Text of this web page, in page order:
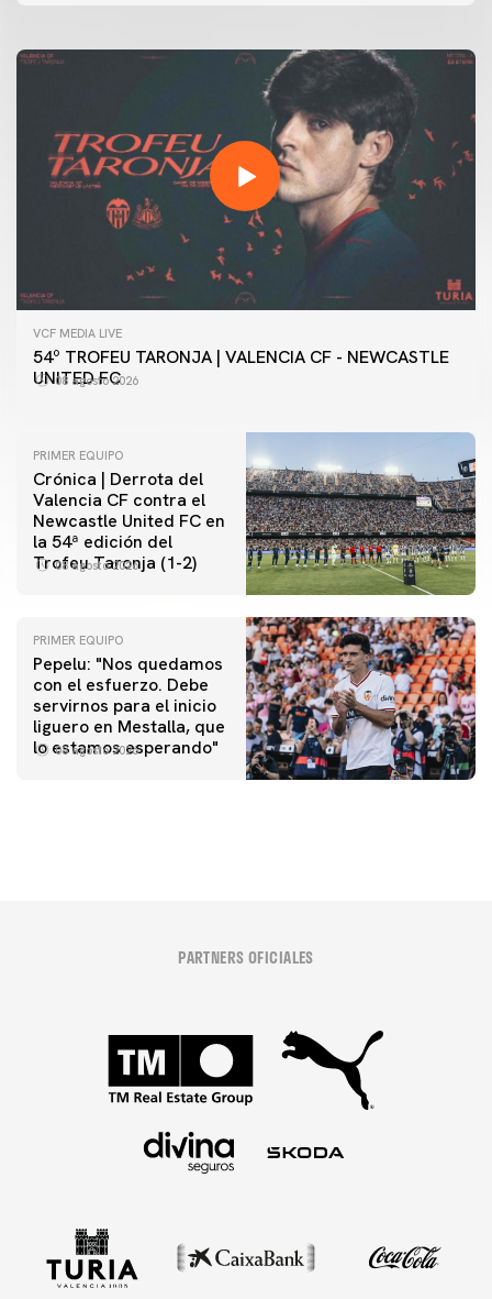
VCF MEDIA LIVE
54º TROFEU TARONJA | VALENCIA CF - NEWCASTLE
UNITED FC
08 agosto 2026
PRIMER EQUIPO
Crónica | Derrota del
Valencia CF contra el
Newcastle United FC en
la 54ª edición del
Trofeu Taronja (1-2)
08 agosto 2026
PRIMER EQUIPO
Pepelu: "Nos quedamos
con el esfuerzo. Debe
servirnos para el inicio
liguero en Mestalla, que
lo estamos esperando"
08 agosto 2026
PRIMER EQUIPO
Las fotos del Valencia CF-Newcastle United FC
PARTNERS OFICIALES